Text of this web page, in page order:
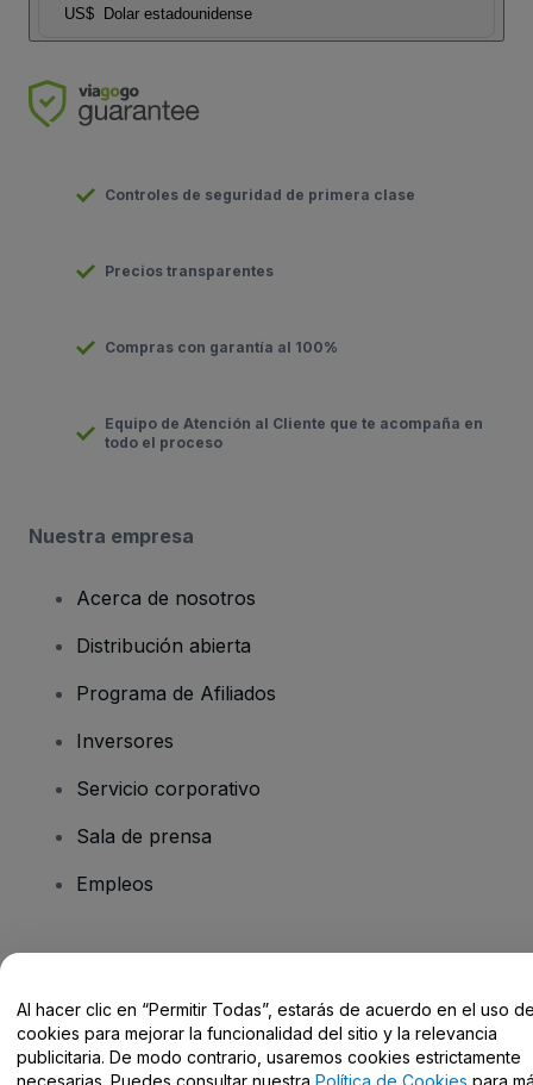
US$ Dolar estadounidense
Controles de seguridad de primera clase
Precios transparentes
Compras con garantía al 100%
Equipo de Atención al Cliente que te acompaña en
todo el proceso
Nuestra empresa
Acerca de nosotros
Distribución abierta
Programa de Afiliados
Inversores
Servicio corporativo
Sala de prensa
Empleos
Centro de Ayuda / Contacto
Al hacer clic en “Permitir Todas”, estarás de acuerdo en el uso
cookies para mejorar la funcionalidad del sitio y la relevancia
publicitaria. De modo contrario, usaremos cookies estrictamente
necesarias. Puedes consultar nuestra Política de Cookies para